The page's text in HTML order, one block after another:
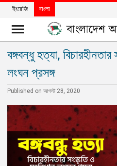
খবর
দলের
বিশেষ
নিবন্ধ
বিশেষ
প্রতিবেদন
মতামত
ইংরেজি বাংলা
বঙ্গবন্ধু হত্যা,
লংঘন প্রসঙ্গ
Published on আগস্ট 28, 2020